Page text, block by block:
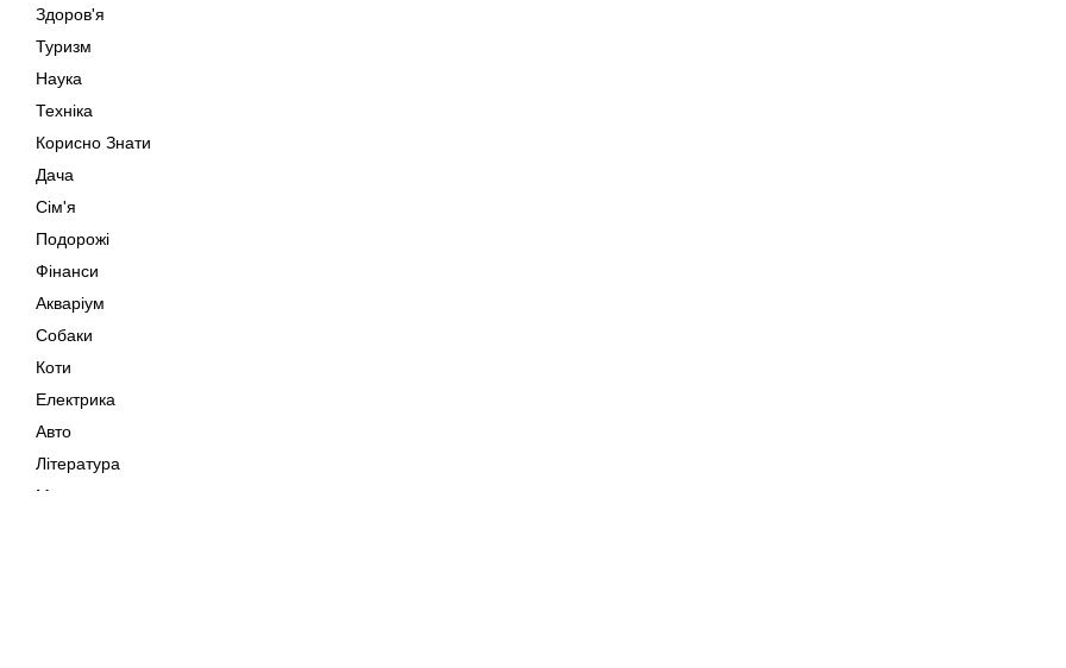
Здоров'я
Туризм
Наука
Техніка
Корисно Знати
Дача
Сім'я
Подорожі
Фінанси
Акваріум
Собаки
Коти
Електрика
Авто
Література
Музика